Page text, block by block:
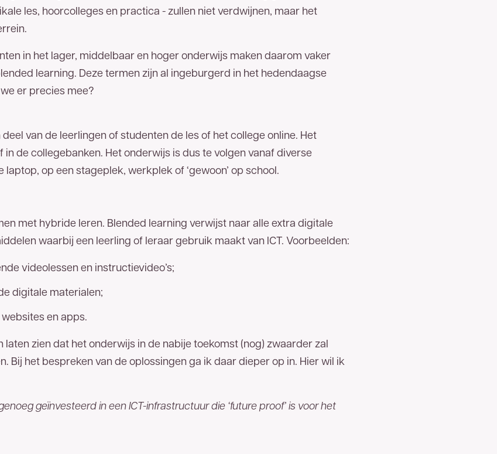
les, hoorcolleges en practica - zullen niet verdwijnen, maar het
in het lager, middelbaar en hoger onderwijs maken daarom vaker
learning. Deze termen zijn al ingeburgerd in het hedendaagse
er precies mee?
van de leerlingen of studenten de les of het college online. Het
in de collegebanken. Het onderwijs is dus te volgen vanaf diverse
op een stageplek, werkplek of ‘gewoon’ op school.
met hybride leren. Blended learning verwijst naar alle extra digitale
waarbij een leerling of leraar gebruik maakt van ICT. Voorbeelden:
videolessen en instructievideo’s;
digitale materialen;
en apps.
zien dat het onderwijs in de nabije toekomst (nog) zwaarder zal
Bij het bespreken van de oplossingen ga ik daar dieper op in. Hier wil ik
geïnvesteerd in een ICT-infrastructuur die ‘future proof’ is voor het